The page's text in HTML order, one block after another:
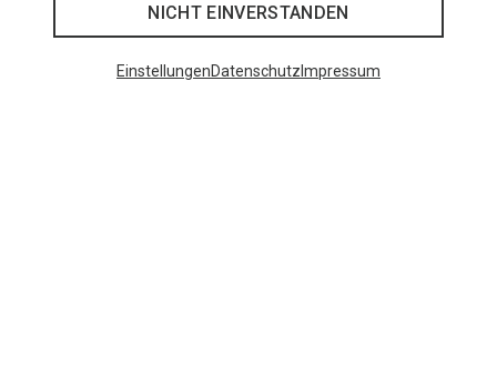
NICHT EINVERSTANDEN
EinstellungenDatenschutz Impressum